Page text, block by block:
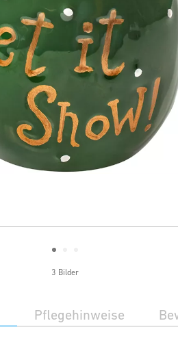
3 Bilder
Pflegehinweise